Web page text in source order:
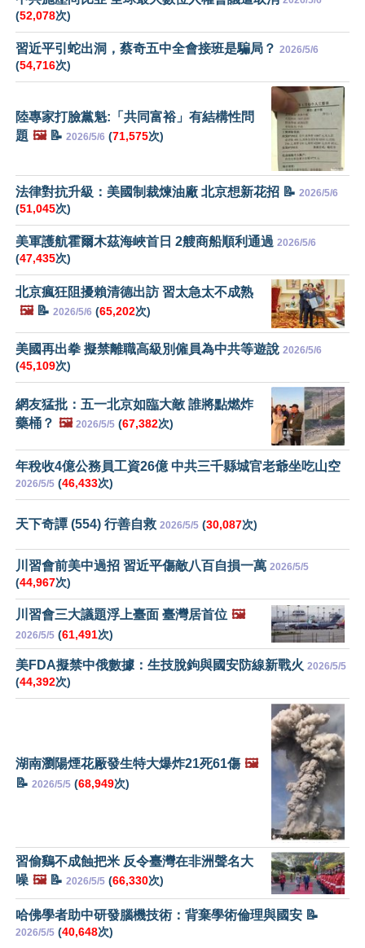
(52,078次)
習近平引蛇出洞，蔡奇五中全會接班是騙局？ 2026/5/6
(54,716次)
陸專家打臉黨魁:「共同富裕」有結構性問
題 🖼️📝 2026/5/6 (71,575次)
法律對抗升級：美國制裁煉油廠 北京想新花招 📝 2026/5/6
(51,045次)
美軍護航霍爾木茲海峽首日 2艘商船順利通過 2026/5/6
(47,435次)
北京瘋狂阻擾賴清德出訪 習太急太不成熟
🖼️📝 2026/5/6 (65,202次)
美國再出拳 擬禁離職高級別僱員為中共等遊說 2026/5/6
(45,109次)
網友猛批：五一北京如臨大敵 誰將點燃炸
藥桶？ 🖼️ 2026/5/5 (67,382次)
年稅收4億公務員工資26億 中共三千縣城官老爺坐吃山空
2026/5/5 (46,433次)
天下奇譚 (554) 行善自救 2026/5/5 (30,087次)
川習會前美中過招 習近平傷敵八百自損一萬 2026/5/5
(44,967次)
川習會三大議題浮上臺面 臺灣居首位 🖼️
2026/5/5 (61,491次)
美FDA擬禁中俄數據：生技脫鉤與國安防線新戰火 2026/5/5
(44,392次)
湖南瀏陽煙花厰發生特大爆炸21死61傷 🖼️
📝 2026/5/5 (68,949次)
習偷鷄不成蝕把米 反令臺灣在非洲聲名大
噪 🖼️📝 2026/5/5 (66,330次)
哈佛學者助中研發腦機技術：背棄學術倫理與國安 📝
2026/5/5 (40,648次)